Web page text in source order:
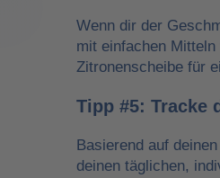
Wenn dir der
mit einfachen
Zitronenscheibe für
Tipp #5: Tracke
Basierend auf
deinen täglichen,